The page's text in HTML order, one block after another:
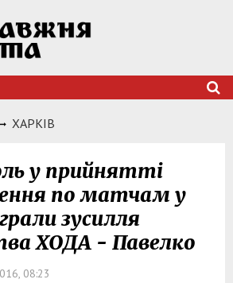
ХАРКIВ
у прийнятті
по матчам у
зусилля
ХОДА - Павелко
08:23